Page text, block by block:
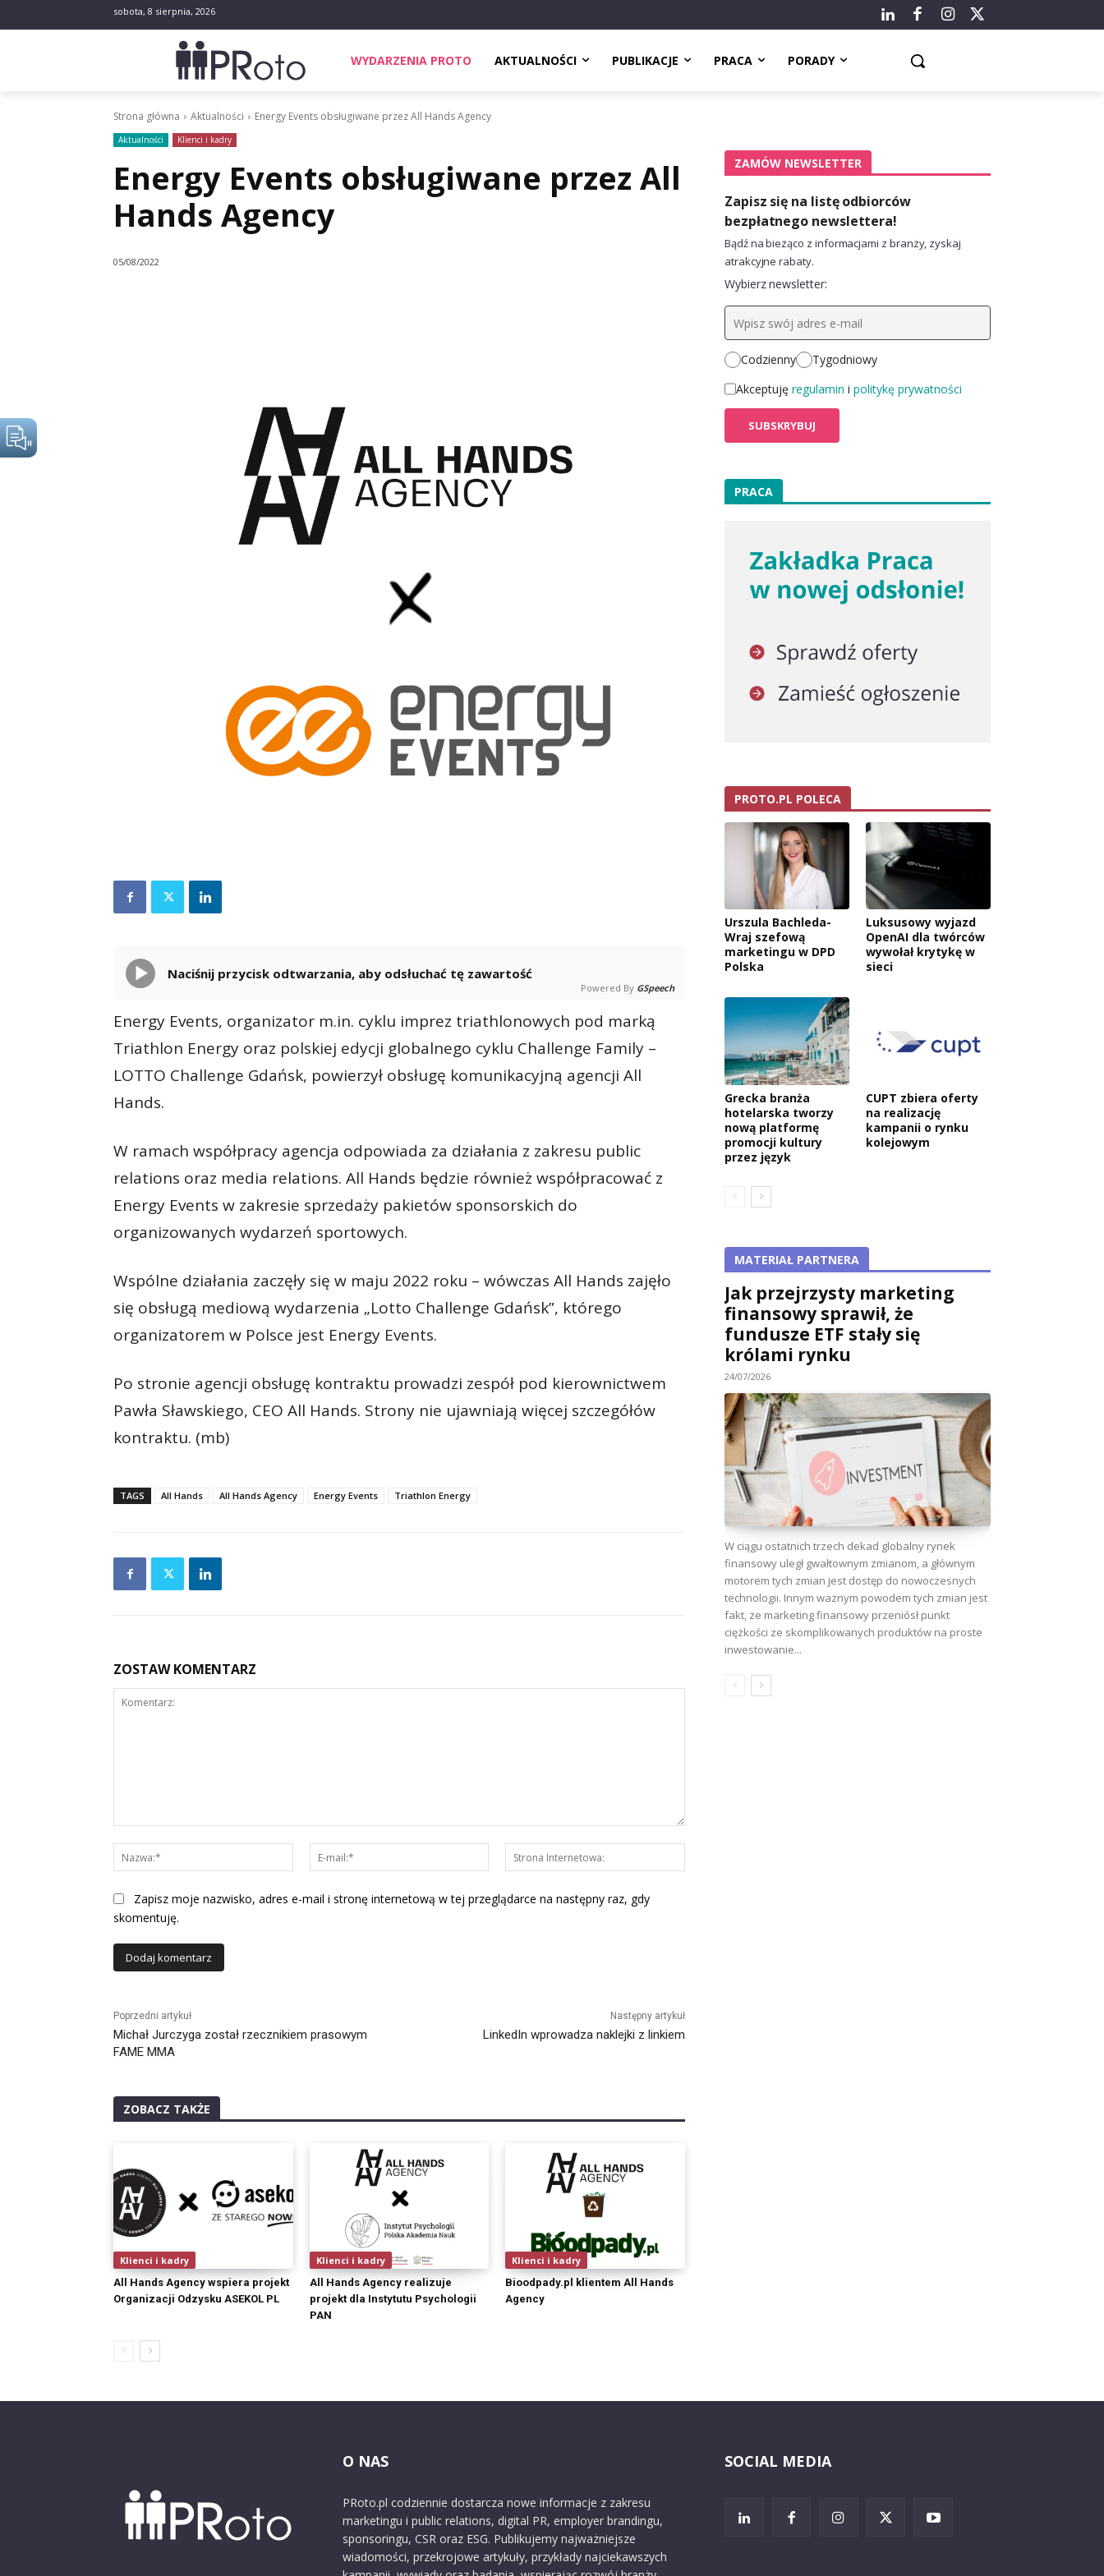
sobota, 8 sierpnia, 2026
WYDARZENIA PROTO AKTUALNOŚCI PUBLIKACJE PRACA PORADY
Strona główna Aktualności Energy Events obsługiwane przez All Hands Agency
Aktualności Klienci i kadry
Energy Events obsługiwane przez All
Hands Agency
05/08/2022
Naciśnij przycisk odtwarzania, aby odsłuchać tę zawartość
Powered By GSpeech
Energy Events, organizator m.in. cyklu imprez triathlonowych pod marką
Triathlon Energy oraz polskiej edycji globalnego cyklu Challenge Family –
LOTTO Challenge Gdańsk, powierzył obsługę komunikacyjną agencji All
Hands.
W ramach współpracy agencja odpowiada za działania z zakresu public
relations oraz media relations. All Hands będzie również współpracować z
Energy Events w zakresie sprzedaży pakietów sponsorskich do
organizowanych wydarzeń sportowych.
Wspólne działania zaczęły się w maju 2022 roku – wówczas All Hands zajęło
się obsługą mediową wydarzenia „Lotto Challenge Gdańsk”, którego
organizatorem w Polsce jest Energy Events.
Po stronie agencji obsługę kontraktu prowadzi zespół pod kierownictwem
Pawła Sławskiego, CEO All Hands. Strony nie ujawniają więcej szczegółów
kontraktu. (mb)
TAGS All Hands All Hands Agency Energy Events Triathlon Energy
ZOSTAW KOMENTARZ
Nazwa:*
mail:*
Internetowa:
Zapisz moje nazwisko, adres e-mail i stronę internetową w tej przeglądarce na następny raz, gdy
skomentuję.
Poprzedni artykuł
Michał Jurczyga został rzecznikiem prasowym
FAME MMA
Następny artykuł
LinkedIn wprowadza naklejki z linkiem
ZOBACZ TAKŻE
Klienci i kadry
All Hands Agency wspiera projekt
Organizacji Odzysku ASEKOL PL
Klienci i kadry
All Hands Agency realizuje
projekt dla Instytutu Psychologii
PAN
Klienci i kadry
Bioodpady.pl klientem All Hands
Agency
ZAMÓW NEWSLETTER
Zapisz się na listę odbiorców
bezpłatnego newslettera!
Bądź na bieżąco z informacjami z branży, zyskaj
atrakcyjne rabaty.
Wybierz newsletter:
Codzienny
Tygodniowy
Akceptuję regulamin i politykę prywatności
PRACA
PROTO.PL POLECA
Urszula Bachleda-
Wraj szefową
marketingu w DPD
Polska
Luksusowy wyjazd
OpenAI dla twórców
wywołał krytykę w
sieci
Grecka branża
hotelarska tworzy
nową platformę
promocji kultury
przez język
CUPT zbiera oferty
na realizację
kampanii o rynku
kolejowym
MATERIAŁ PARTNERA
Jak przejrzysty marketing
finansowy sprawił, że
fundusze ETF stały się
królami rynku
24/07/2026
W ciągu ostatnich trzech dekad globalny rynek
finansowy uległ gwałtownym zmianom, a głównym
motorem tych zmian jest dostęp do nowoczesnych
technologii. Innym ważnym powodem tych zmian jest
fakt, że marketing finansowy przeniósł punkt
ciężkości ze skomplikowanych produktów na proste
inwestowanie...
O NAS
PRoto.pl codziennie dostarcza nowe informacje z zakresu
marketingu i public relations, digital PR, employer brandingu,
sponsoringu, CSR oraz ESG. Publikujemy najważniejsze
wiadomości, przekrojowe artykuły, przykłady najciekawszych
SOCIAL MEDIA